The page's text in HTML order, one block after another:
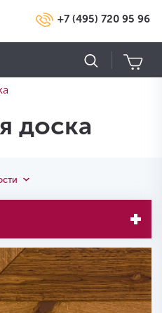
+7 (495) 720 95 96
доска